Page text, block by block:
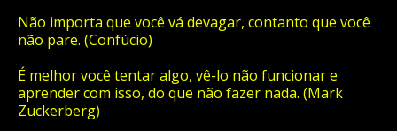
Não importa que você vá devagar, contanto que você
não pare. (Confúcio)
É melhor você tentar algo, vê-lo não funcionar e
aprender com isso, do que não fazer nada. (Mark
Zuckerberg)